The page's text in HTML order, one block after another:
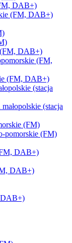
DAB+)
(FM, DAB+)
(FM, DAB+)
(FM,
(FM, DAB+)
(stacja
małopolskie (stacja
(FM)
pomorskie (FM)
DAB+)
DAB+)